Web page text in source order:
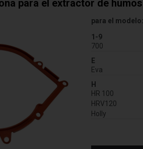
para el extractor de
para el modelo:
1-9
700
E
Eva
H
HR 100
HRV120
Holly